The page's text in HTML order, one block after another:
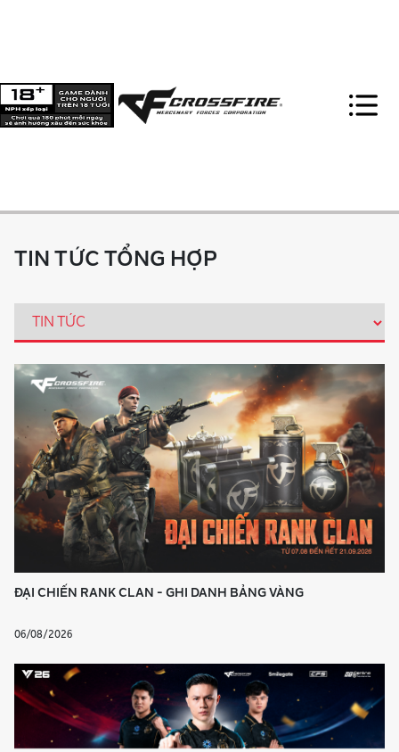
TIN TỨC TỔNG HỢP
ĐẠI CHIẾN RANK CLAN - GHI DANH BẢNG VÀNG
06/08/2026